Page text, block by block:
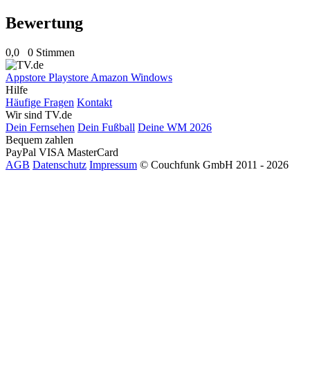
Bewertung
0,0 0 Stimmen
Appstore Playstore Amazon Windows
Hilfe
Häufige Fragen Kontakt
Wir sind TV.de
Dein Fernsehen Dein Fußball Deine WM 2026
Bequem zahlen
PayPal VISA MasterCard
AGB Datenschutz Impressum © Couchfunk GmbH 2011 - 2026